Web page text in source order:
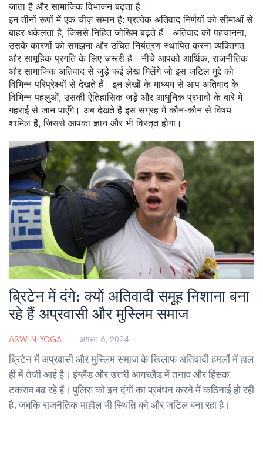
जाता है और सामाजिक विभाजन बढ़ता है।
इन तीनों रूपों में एक चीज़ समान है: प्रत्येक अतिवाद निर्णयों को सीमाओं से
बाहर धकेलता है, जिससे निहित जोखिम बढ़ते हैं। अतिवाद को पहचानना,
उसके कारणों को समझना और उचित नियंत्रण स्थापित करना व्यक्तिगत
और सामूहिक प्रगति के लिए ज़रूरी है। नीचे आपको आर्थिक, राजनीतिक
और सामाजिक अतिवाद से जुड़े कई लेख मिलेंगे जो इस जटिल मुद्दे को
विभिन्न परिप्रेक्ष्यों से देखते हैं। इन लेखों के माध्यम से आप अतिवाद के
विभिन्न पहलुओं, उसकी ऐतिहासिक जड़ें और आधुनिक प्रभावों के बारे में
गहराई से जान पाएँगे। अब देखते हैं इस संग्रह में कौन‑कौन से विषय
शामिल हैं, जिससे आपका ज्ञान और भी विस्तृत होगा।
ब्रिटेन में दंगे: क्यों अतिवादी समूह निशाना बना
रहे हैं अप्रवासी और मुस्लिम समाज
ASWIN YOGA अगस्त 6, 2024
ब्रिटेन में अप्रवासी और मुस्लिम समाज के खिलाफ अतिवादी हमलों में हाल
ही में तेजी आई है। इंग्लैंड और उत्तरी आयरलैंड में तनाव और हिंसक
टकराव बढ़ रहे हैं। पुलिस को इन दंगों का प्रबंधन करने में कठिनाई हो रही
है, जबकि राजनैतिक माहौल भी स्थिति को और जटिल बना रहा है।